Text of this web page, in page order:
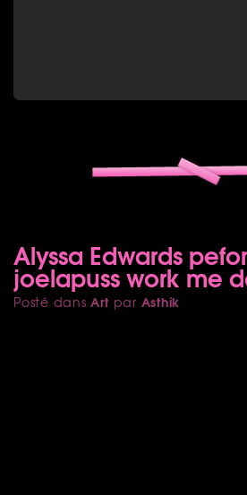
Alyssa Edwards
joelapuss work me
Posté dansArt par Asthik